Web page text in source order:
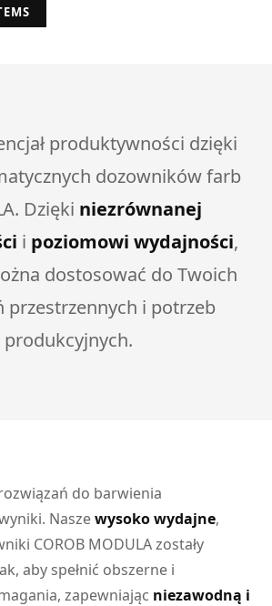
produktywności dzięki
dozowników farb
Dzięki niezrównanej
i poziomowi wydajności,
dostosować do Twoich
przestrzennych i potrzeb
produkcyjnych.
do barwienia
Naszewysoko wydajne,
COROB MODULA zostały
aby spełnić obszerne i
zapewniając niezawodną i